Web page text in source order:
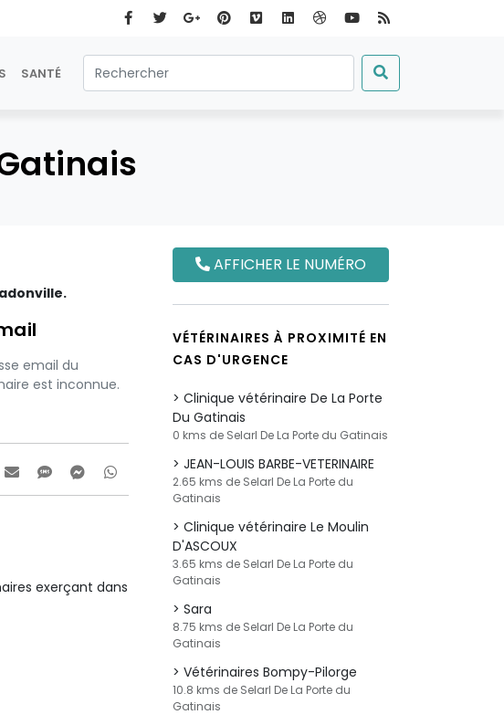
SANTÉ
email du
est inconnue.
exerçant dans
AFFICHER LE NUMÉRO
VÉTÉRINAIRES À PROXIMITÉ EN
CAS D'URGENCE
Clinique vétérinaire De La Porte
Du Gatinais
0 kms de Selarl De La Porte du Gatinais
JEAN-LOUIS BARBE-VETERINAIRE
2.65 kms de Selarl De La Porte du
Gatinais
Clinique vétérinaire Le Moulin
D'ASCOUX
3.65 kms de Selarl De La Porte du
Gatinais
Sara
8.75 kms de Selarl De La Porte du
Gatinais
Vétérinaires Bompy-Pilorge
10.8 kms de Selarl De La Porte du
Gatinais